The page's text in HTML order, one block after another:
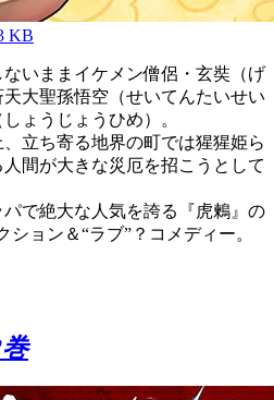
KB
いままイケメン僧侶・玄奘（げ
大聖孫悟空（せいてんたいせい
ょうじょうひめ）。
立ち寄る地界の町では猩猩姫ら
間が大きな災厄を招こうとして
で絶大な人気を誇る『虎鶫』の
ション＆“ラブ”？コメディー。